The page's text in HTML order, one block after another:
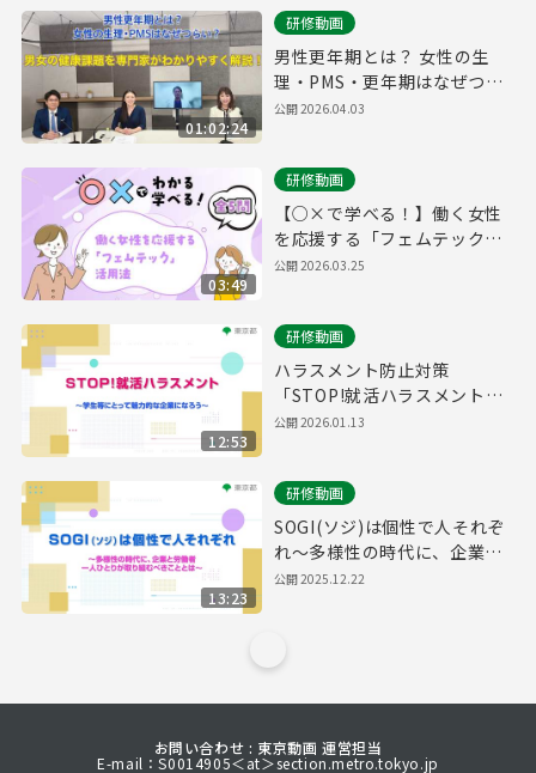
01:02:24
研修動画
男性更年期とは？ 女性の生
理・PMS・更年期はなぜつら
い？男女の健康課題を専門家
公開2026.04.03
03:49
研修動画
【○×で学べる！】働く女性
を応援する「フェムテック」
活用法
公開2026.03.25
12:53
研修動画
ハラスメント防止対策
「STOP!就活ハラスメント～
学生等にとって魅力的な企業
公開2026.01.13
13:23
研修動画
SOGI(ソジ)は個性で人それぞ
れ～多様性の時代に、企業と
労働者一人ひとりが取り組む
公開2025.12.22
お問い合わせ : 東京動画 運営担当
E-mail：S0014905＜at＞section.metro.tokyo.jp